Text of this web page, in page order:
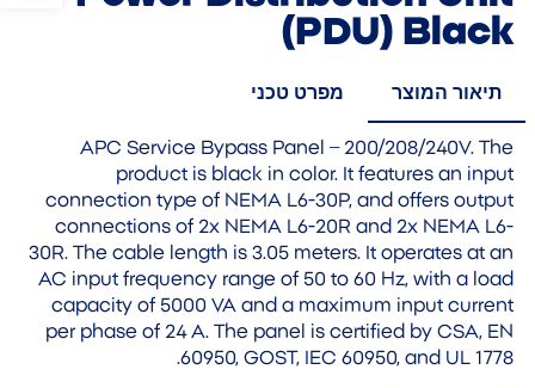
(PDU) Black
תיאור המוצר מפרט טכני
APC Service Bypass Panel – 200/208/240V. The
product is black in color. It features an input
connection type of NEMA L6-30P, and offers output
connections of 2x NEMA L6-20R and 2x NEMA L6-
30R. The cable length is 3.05 meters. It operates at an
AC input frequency range of 50 to 60 Hz, with a load
capacity of 5000 VA and a maximum input current
per phase of 24 A. The panel is certified by CSA, EN
60950, GOST, IEC 60950, and UL 1778.